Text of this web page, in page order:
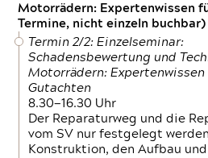
Motorrädern: Expertenwissen
Termine, nicht einzeln buchbar)
Termin 2/2: Einzelseminar:
Schadensbewertung und
Motorrädern: Expertenwissen
Gutachten
8.30—16.30 Uhr
Der Reparaturweg und die
vom SV nur festgelegt
Konstruktion, den Aufbau